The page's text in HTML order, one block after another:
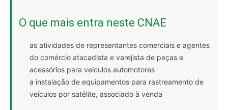
O que mais entra neste CNAE
as atividades de representantes comerciais e agentes
do comércio atacadista e varejista de peças e
acessórios para veículos automotores
a instalação de equipamentos para rastreamento de
veículos por satélite, associado à venda